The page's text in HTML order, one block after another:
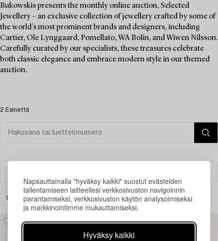
Napsauttamalla "hyväksy kaikki" suostut evästeiden
tallentamiseen laitteellesi verkkosivuston navigoinnin
parantamiseksi, verkkosivuston käytön analysoimiseksi
ja markkinointimme mukauttamiseksi.
Hyväksy kaikki
Bukowskis presents the monthly online auction, Selected
Jewellery – an exclusive collection of jewellery crafted by some of
the world's most prominent brands and designers, including
Cartier, Ole Lynggaard, Pomellato, WA Bolin, and Wiwen Nilsson.
Carefully curated by our specialists, these treasures celebrate
both classic elegance and embrace modern style in our themed
auction.
2 Esinettä
DESIGN TYHJENNÄ KAIKKI